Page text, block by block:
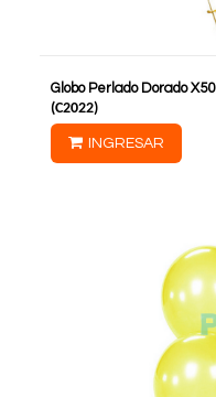
Globo Perlado Dorado X50
(C2022)
INGRESAR